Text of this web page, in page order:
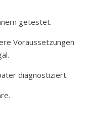
getestet.
Voraussetzungen
diagnostiziert.